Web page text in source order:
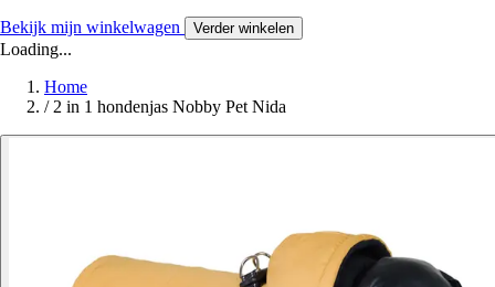
Bekijk mijn winkelwagen Verder winkelen
Loading...
Home
/ 2 in 1 hondenjas Nobby Pet Nida